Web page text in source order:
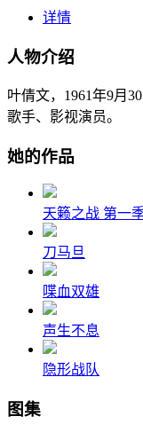
详情
人物介绍
叶倩文，1961年9月
歌手、影视演员。
她的作品
天籁之战 第一
刀马旦
喋血双雄
声生不息
隐形战队
图集